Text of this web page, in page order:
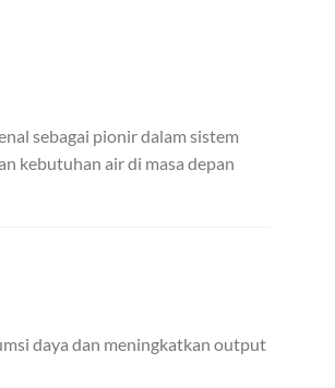
sebagai pionir dalam sistem
kebutuhan air di masa depan
daya dan meningkatkan output